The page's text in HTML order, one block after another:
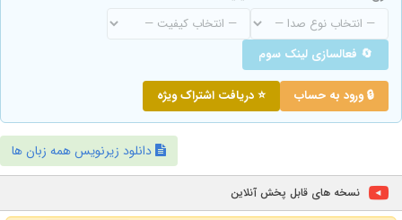
🔄 فعالسازی لینک سوم
🔒 ورود به حساب ⭐ دریافت اشتراک ویژه
دانلود زیرنویس همه زبان ها
نسخه های قابل پخش آنلاین